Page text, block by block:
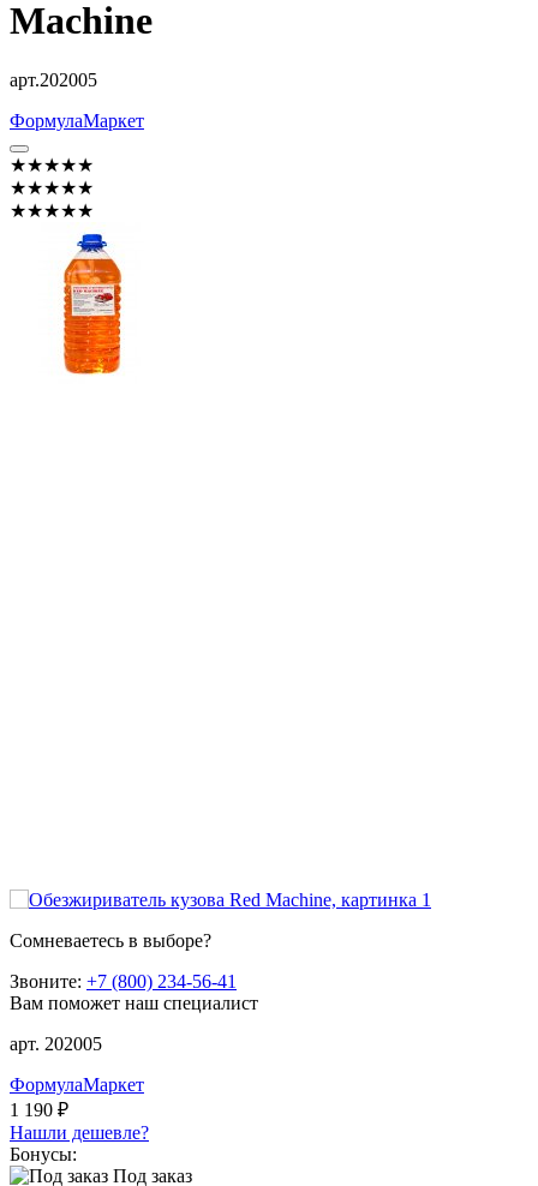
Machine
арт.202005
ФормулаМаркет
★★★★★
★★★★★
★★★★★
Сомневаетесь в выборе?
Звоните: +7 (800) 234-56-41
Вам поможет наш специалист
арт. 202005
ФормулаМаркет
1 190 ₽
Нашли дешевле?
Бонусы:
Под заказ